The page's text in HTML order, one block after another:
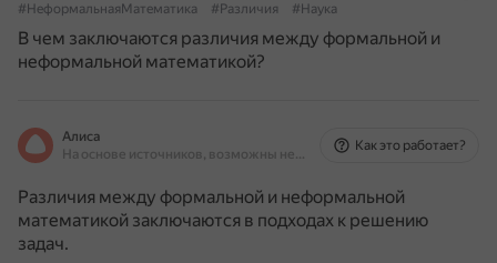
#НеформальнаяМатематика
#Различия #Наука
В чем заключаются различия между формальной и
неформальной математикой?
Алиса
На основе источников, возможны неточности
Как это работает?
Различия между формальной и неформальной
математикой заключаются в подходах к решению
задач.